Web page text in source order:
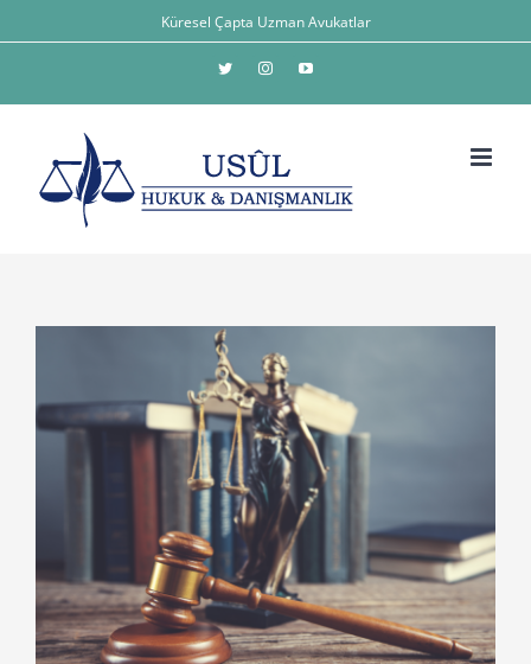
to
Küresel Çapta Uzman Avukatlar
TwitterInstagramYouTube
Image